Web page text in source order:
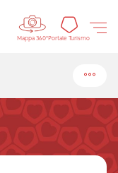
Controls
Mappa 360°Portale Turismo